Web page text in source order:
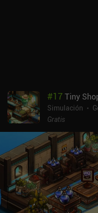
#17Tiny
Simulación
Gratis